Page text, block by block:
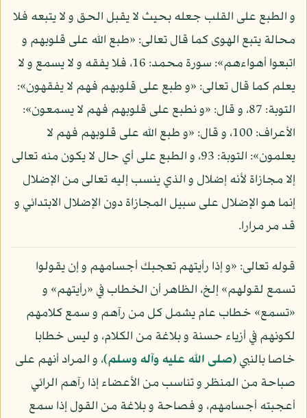
و الطبع على القلب جعله بحيث لا يقبل الحق و لا يتبعه فلا
محالة يتبع الهوى كما قال تعالى: «طبع الله على قلوبهم و
اتبعوا أهواءهم»: سورة محمد: 16، فلا يفقه و لا يسمع و لا
يعلم كما قال تعالى: «و طبع على قلوبهم فهم لا يفقهون»:
التوبة: 87، و قال: «و نطبع على قلوبهم فهم لا يسمعون»:
الأعراف: 100، و قال: «و طبع الله على قلوبهم فهم لا
يعلمون»: التوبة: 93، و الطبع على أي حال لا يكون منه تعالى
إلا مجازاة لأنه إضلال و الذي ينسب إليه تعالى من الإضلال
إنما هو الإضلال على سبيل المجازاة دون الإضلال الابتدائي و
قد مر مرارا.
قوله تعالى: «و إذا رأيتهم تعجبك أجسامهم و إن يقولوا
تسمع لقولهم» إلخ، الظاهر أن الخطاب في «رأيتهم» و
«تسمع» خطاب عام يشمل كل من رآهم و سمع كلامهم
لكونهم في أزياء حسنة و بلاغة من الكلام، و ليس خطابا
خاصا بالنبي(صلى الله عليه وآله وسلم)، و المراد أنهم على
صباحة من المنظر و تناسب من الأعضاء إذا رآهم الرائي
أعجبته أجسامهم، و فصاحة و بلاغة من القول إذا سمع